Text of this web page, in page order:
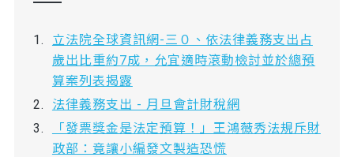
立法院全球資訊網-三０、依法律義務支出占
歲出比重約7成，允宜適時滾動檢討並於總預
算案列表揭露
法律義務支出 - 月旦會計財稅網
「發票獎金是法定預算！」王鴻薇秀法規斥財
政部：竟讓小編發文製造恐慌